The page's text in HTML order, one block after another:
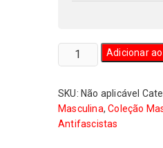
Camiseta
Masculina
Antifascistas
quantidade
Adicionar
SKU: Não aplicável
Masculina,Coleção
Antifascistas